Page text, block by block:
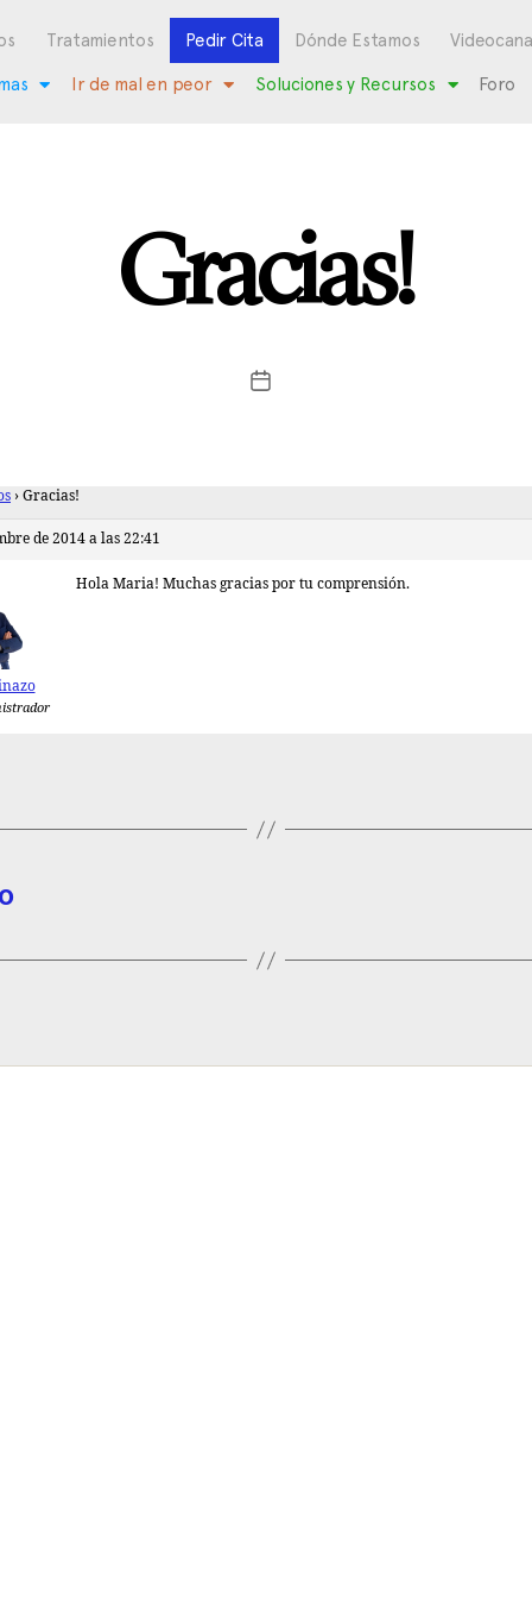
Tratamientos Pedir Cita Dónde Estamos
Ir de mal en peor Soluciones y Recursos Foro
Gracias!
› Gracias!
de 2014 a las 22:41
Hola Maria! Muchas gracias por tu comprensión.